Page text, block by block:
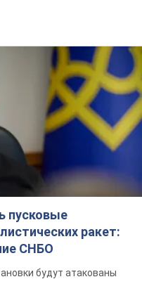
пусковые
ракет:
СНБО
будут атакованы
рекордное
в
статистику
РФ в живой силе и